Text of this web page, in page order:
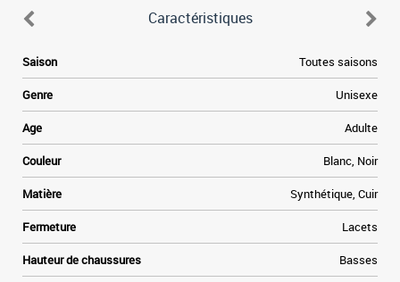
Caractéristiques
Saison Toutes saisons
Genre Unisexe
Age Adulte
Couleur Blanc, Noir
Matière Synthétique, Cuir
Fermeture Lacets
Hauteur de chaussures Basses